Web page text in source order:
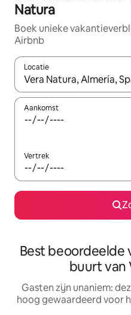
Natura
Boek unieke
Airbnb
Locatie
Wanneer er resultaten
Aankomst
Vertrek
Best beoordeelde
buurt van
Gasten zijn unaniem:
hoog gewaardeerd voor